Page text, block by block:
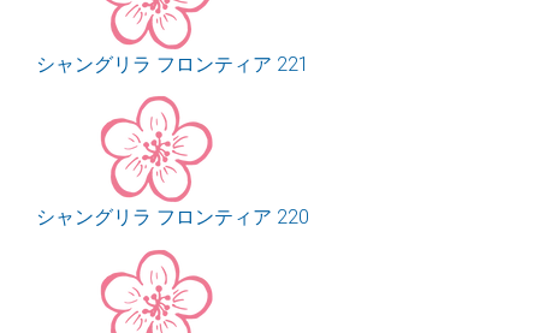
シャングリラ フロンティア 221
シャングリラ フロンティア 220